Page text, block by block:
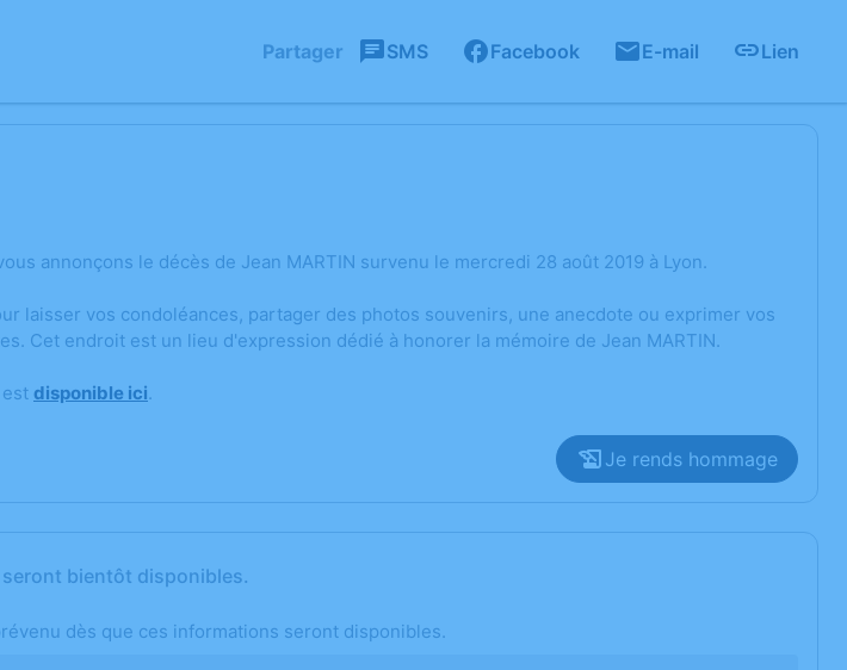
Partager SMS Facebook E-mail Lien
annonçons le décès de Jean MARTIN survenu le mercredi 28 août 2019 à Lyon.
laisser vos condoléances, partager des photos souvenirs, une anecdote ou exprimer vos
Cet endroit est un lieu d'expression dédié à honorer la mémoire de Jean MARTIN.
disponible ici.
Je rends hommage
bientôt disponibles.
dès que ces informations seront disponibles.